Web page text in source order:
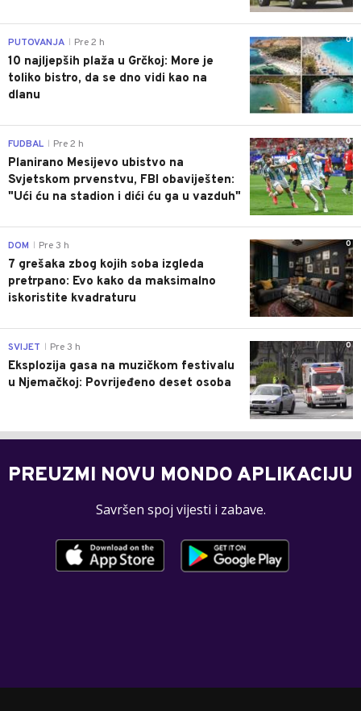
0
PUTOVANJA Pre 2 h
10 najljepših plaža u Grčkoj: More je
toliko bistro, da se dno vidi kao na
dlanu
0
FUDBAL Pre 2 h
Planirano Mesijevo ubistvo na
Svjetskom prvenstvu, FBI obaviješten:
"Ući ću na stadion i dići ću ga u vazduh"
0
DOM Pre 3 h
7 grešaka zbog kojih soba izgleda
pretrpano: Evo kako da maksimalno
iskoristite kvadraturu
0
SVIJET Pre 3 h
Eksplozija gasa na muzičkom festivalu
u Njemačkoj: Povrijeđeno deset osoba
PREUZMI NOVU MONDO APLIKACIJU
Savršen spoj vijesti i zabave.